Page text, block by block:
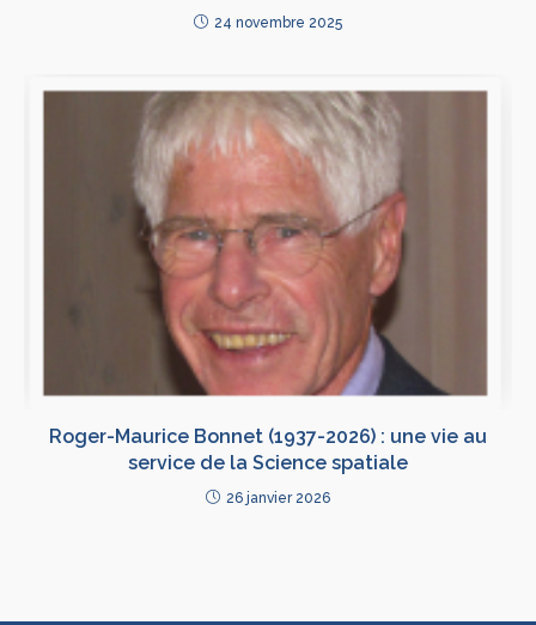
24 novembre 2025
Roger-Maurice Bonnet (1937-2026) : une vie au
service de la Science spatiale
26 janvier 2026